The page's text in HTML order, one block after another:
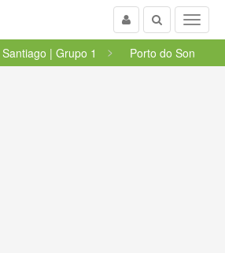
Menu
Buscar
Usuario
Santiago | Grupo 1 Porto do Son